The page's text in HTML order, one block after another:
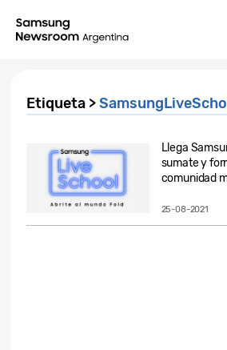
Etiqueta >
Llega
sumate y
comunidad
25-08-2021